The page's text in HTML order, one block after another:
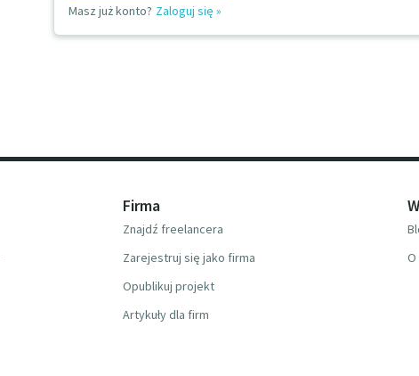
Masz już konto? Zaloguj się »
Firma
Znajdź freelancera
Zarejestruj się jako firma
Opublikuj projekt
Artykuły dla firm
O